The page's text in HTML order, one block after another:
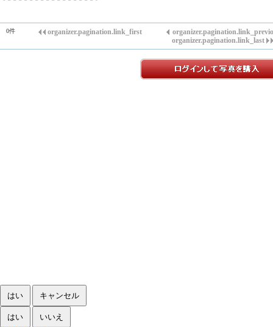
0件 organizer.pagination.link_first
organizer.pagination.link_last